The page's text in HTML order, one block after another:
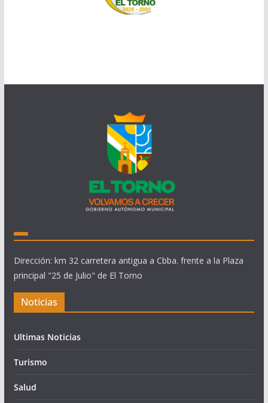
Dirección: km 32 carretera antigua a Cbba. frente a la Plaza
principal "25 de Julio" de El Torno
Noticias
Ultimas Noticias
Turismo
Salud